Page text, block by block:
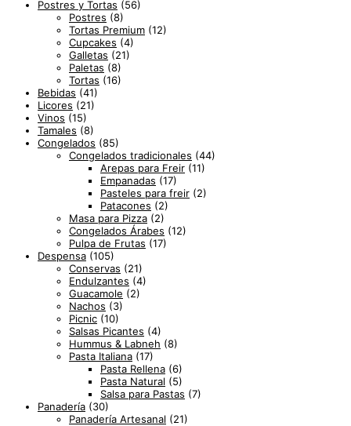
Postres y Tortas (56)
Postres (8)
Tortas Premium (12)
Cupcakes (4)
Galletas (21)
Paletas (8)
Tortas (16)
Bebidas (41)
Licores (21)
Vinos (15)
Tamales (8)
Congelados (85)
Congelados tradicionales (44)
Arepas para Freir (11)
Empanadas (17)
Pasteles para freir (2)
Patacones (2)
Masa para Pizza (2)
Congelados Árabes (12)
Pulpa de Frutas (17)
Despensa (105)
Conservas (21)
Endulzantes (4)
Guacamole (2)
Nachos (3)
Picnic (10)
Salsas Picantes (4)
Hummus & Labneh (8)
Pasta Italiana (17)
Pasta Rellena (6)
Pasta Natural (5)
Salsa para Pastas (7)
Panadería (30)
Panadería Artesanal (21)